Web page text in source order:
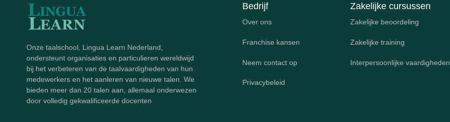
Onze taalschool, Lingua Learn Nederland,
ondersteunt organisaties en particulieren wereldwijd
bij het verbeteren van de taalvaardigheden van hun
medewerkers en het aanleren van nieuwe talen. We
bieden meer dan 20 talen aan, allemaal onderwezen
door volledig gekwalificeerde docenten
Bedrijf
Over ons
Franchise kansen
Neem contact op
Privacybeleid
Zakelijke cursussen
Zakelijke beoordeling
Zakelijke training
Interpersoonlijke vaardigheden